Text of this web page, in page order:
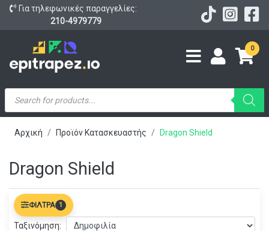
Για τηλεφωνικές παραγγελίες:
210-4979779
0
Products
search
Αρχική Προϊόν Κατασκευαστής Dragon Shield
Dragon Shield
ΦΊΛΤΡΑ 1
Ταξινόμηση: